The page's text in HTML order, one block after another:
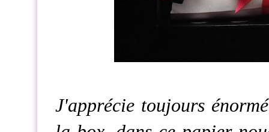
J'apprécie toujours